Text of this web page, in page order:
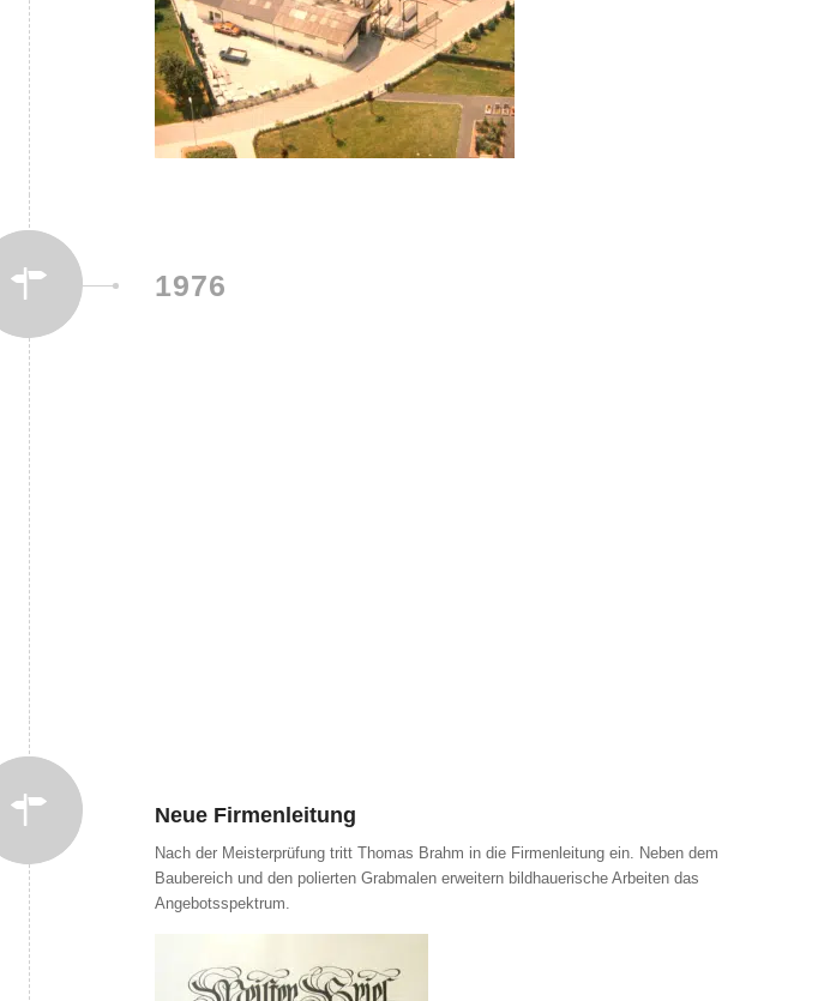
1976
Neue Firmenleitung
Nach der Meisterprüfung tritt Thomas Brahm in die Firmenleitung ein. Neben dem
Baubereich und den polierten Grabmalen erweitern bildhauerische Arbeiten das
Angebotsspektrum.